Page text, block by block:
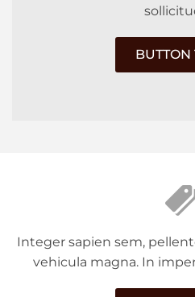
BUTTON
Integer sapien sem,
vehicula magna. In